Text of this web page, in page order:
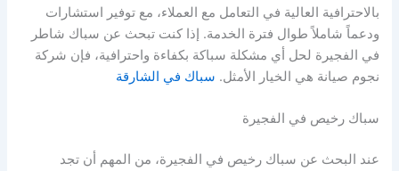
بالاحترافية العالية في التعامل مع العملاء، مع توفير استشارات
ودعماً شاملاً طوال فترة الخدمة. إذا كنت تبحث عن سباك شاطر
في الفجيرة لحل أي مشكلة سباكة بكفاءة واحترافية، فإن شركة
نجوم صيانة هي الخيار الأمثل. سباك في الشارقة
سباك رخيص في الفجيرة
عند البحث عن سباك رخيص في الفجيرة، من المهم أن تجد